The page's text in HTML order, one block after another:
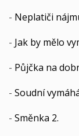
- Neplatiči
- Jak by mělo
- Půjčka na
- Soudní
- Směnka 2.